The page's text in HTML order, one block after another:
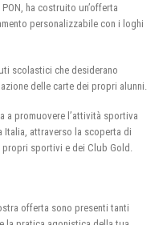
ha costruito un’offerta
personalizzabile con i loghi
scolastici che desiderano
delle carte dei propri alunni.
a promuovere l’attività sportiva
attraverso la scoperta di
sportivi e dei Club Gold.
offerta sono presenti tanti